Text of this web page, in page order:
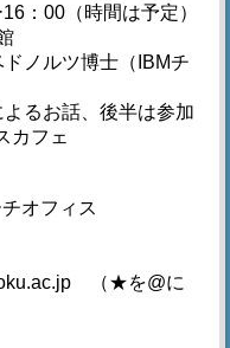
：00（時間は予定）
ノルツ博士（IBMチ
るお話、後半は参加
カフェ
オフィス
（★を@に